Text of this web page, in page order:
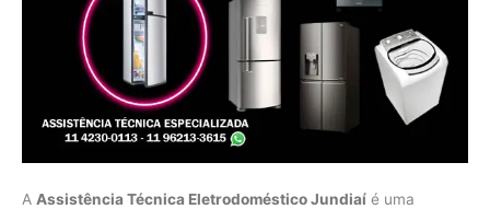
A Assistência Técnica Eletrodoméstico Jundiaí é uma